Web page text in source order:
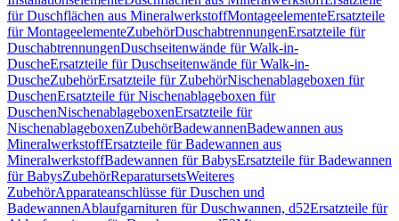
für Duschflächen aus MineralwerkstoffMontageelementeErsatzteile
für MontageelementeZubehörDuschabtrennungenErsatzteile für
DuschabtrennungenDuschseitenwände für Walk-in-
DuscheErsatzteile für Duschseitenwände für Walk-in-
DuscheZubehörErsatzteile für ZubehörNischenablageboxen für
DuschenErsatzteile für Nischenablageboxen für
DuschenNischenablageboxenErsatzteile für
NischenablageboxenZubehörBadewannenBadewannen aus
MineralwerkstoffErsatzteile für Badewannen aus
MineralwerkstoffBadewannen für BabysErsatzteile für Badewannen
für BabysZubehörReparatursetsWeiteres
ZubehörApparateanschlüsse für Duschen und
BadewannenAblaufgarnituren für Duschwannen, d52Ersatzteile für